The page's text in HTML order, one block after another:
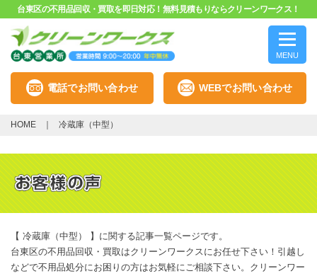
台東区の不用品回収・買取を即日対応！無料見積もりならクリーンワークス！
MENU
電話でお問い合わせ WEBでお問い合わせ
HOME 冷蔵庫（中型）
【 冷蔵庫（中型） 】に関する記事一覧ページです。
台東区の不用品回収・買取はクリーンワークスにお任せ下さい！引越し
などで不用品処分にお困りの方はお気軽にご相談下さい。クリーンワー